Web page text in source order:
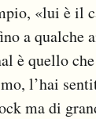
«lui è il
a qualche
è quello
l’hai
ma di